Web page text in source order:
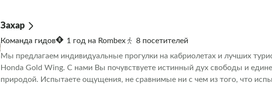
Захар
Команда гидов 1 год на Rombex
8 посетителей
Мы предлагаем индивидуальные прогулки на кабриолетах и лучших
Honda Gold Wing. С нами Вы почувствуете истинный дух свободы и
природой. Испытаете ощущения, не сравнимые ни с чем из того, что